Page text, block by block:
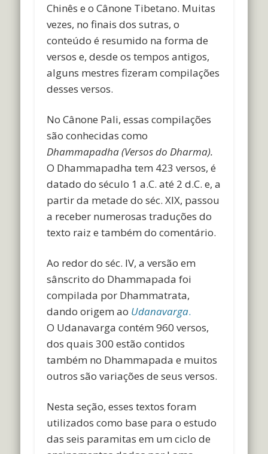
Chinês e o Cânone Tibetano. Muitas
vezes, no finais dos sutras, o
conteúdo é resumido na forma de
versos e, desde os tempos antigos,
alguns mestres fizeram compilações
desses versos.
No Cânone Pali, essas compilações
são conhecidas como
Dhammapadha (Versos do Dharma).
O Dhammapadha tem 423 versos, é
datado do século 1 a.C. até 2 d.C. e, a
partir da metade do séc. XIX, passou
a receber numerosas traduções do
texto raiz e também do comentário.
Ao redor do séc. IV, a versão em
sânscrito do Dhammapada foi
compilada por Dhammatrata,
dando origem ao Udanavarga.
O Udanavarga contém 960 versos,
dos quais 300 estão contidos
também no Dhammapada e muitos
outros são variações de seus versos.
Nesta seção, esses textos foram
utilizados como base para o estudo
das seis paramitas em um ciclo de